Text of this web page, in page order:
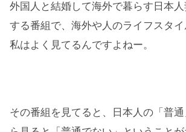
外国人と結婚して海外で暮らす日本
する番組で、海外や人のライフスタ
私はよく見てるんですよねー。
その番組を見てると、日本人の「普